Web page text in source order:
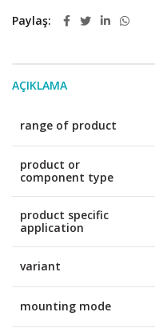
Paylaş
AÇIKLAMA
range of product
product or
component type
product specific
application
variant
mounting mode